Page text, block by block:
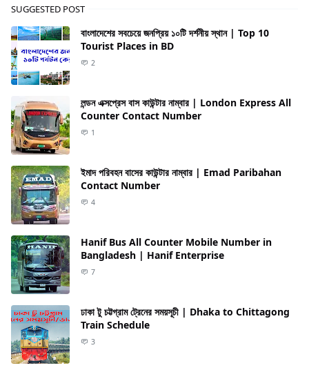
SUGGESTED POST
বাংলাদেশের সবচেয়ে জনপ্রিয় ১০টি দর্শনীয় স্থান | Top 10
Tourist Places in BD
2
লন্ডন এক্সপ্রেস বাস কাউন্টার নাম্বার | London Express All
Counter Contact Number
1
ইমাদ পরিবহন বাসের কাউন্টার নাম্বার | Emad Paribahan
Contact Number
4
Hanif Bus All Counter Mobile Number in
Bangladesh | Hanif Enterprise
7
ঢাকা টু চট্টগ্রাম ট্রেনের সময়সূচী | Dhaka to Chittagong
Train Schedule
3